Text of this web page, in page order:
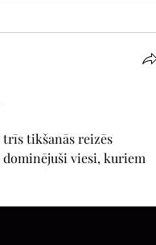
trīs tikšanās reizēs
viesi, kuriem